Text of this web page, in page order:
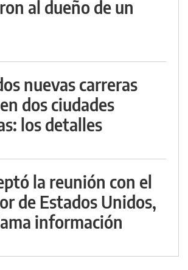
al dueño de un
nuevas carreras
dos ciudades
los detalles
la reunión con el
de Estados Unidos,
información